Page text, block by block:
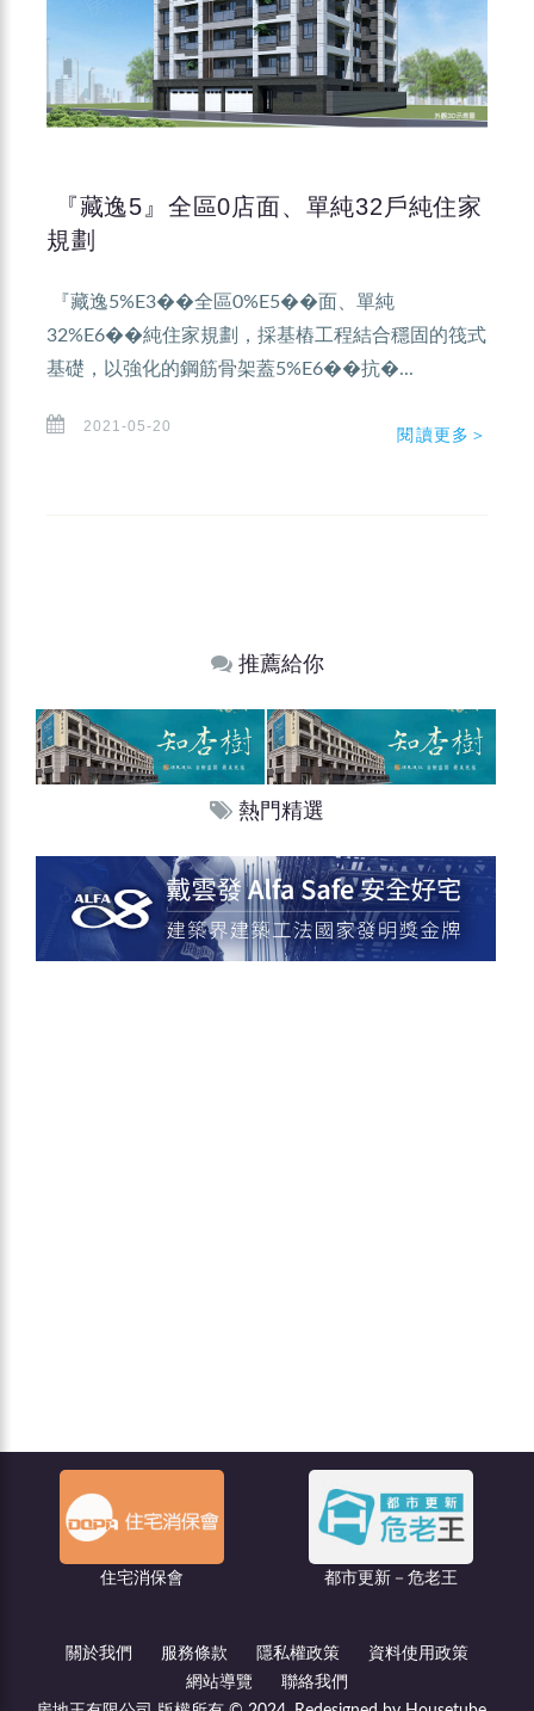
『藏逸5』全區0店面、單純32戶純住家
規劃
『藏逸5%E3��全區0%E5��面、單純
32%E6��純住家規劃，採基樁工程結合穩固的筏式
基礎，以強化的鋼筋骨架蓋5%E6��抗�...
2021-05-20 閱讀更多＞
推薦給你
熱門精選
都市更新－危老王 聯億廣告
關於我們 服務條款 隱私權政策
資料使用政策
網站導覽
聯絡我們